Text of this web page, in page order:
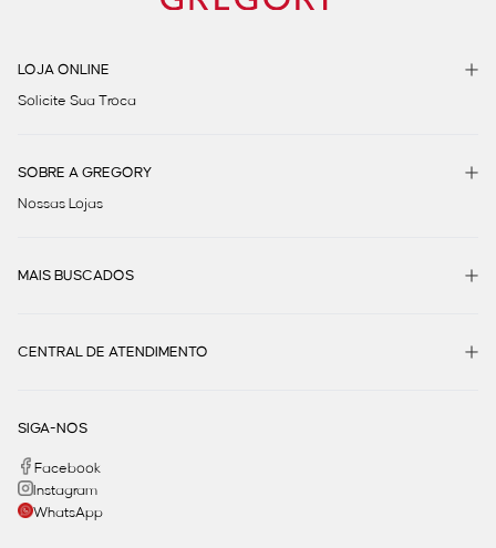
LOJA ONLINE
Solicite Sua Troca
SOBRE A GREGORY
Nossas Lojas
MAIS BUSCADOS
CENTRAL DE ATENDIMENTO
SIGA-NOS
Facebook
Instagram
WhatsApp